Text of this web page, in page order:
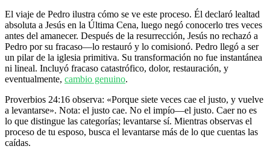
El viaje de Pedro ilustra cómo se ve este proceso. Él declaró lealtad
absoluta a Jesús en la Última Cena, luego negó conocerlo tres veces
antes del amanecer. Después de la resurrección, Jesús no rechazó a
Pedro por su fracaso—lo restauró y lo comisionó. Pedro llegó a ser
un pilar de la iglesia primitiva. Su transformación no fue instantánea
ni lineal. Incluyó fracaso catastrófico, dolor, restauración, y
eventualmente, cambio genuino.
Proverbios 24:16 observa: «Porque siete veces cae el justo, y vuelve
a levantarse». Nota: el justo cae. No el impío—el justo. Caer no es
lo que distingue las categorías; levantarse sí. Mientras observas el
proceso de tu esposo, busca el levantarse más de lo que cuentas las
caídas.